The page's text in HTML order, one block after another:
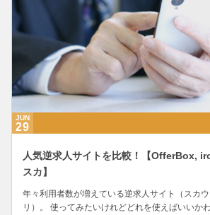
JUN
29
人気逆求人サイトを比較！【OfferBox,
スカ】
年々利用者数が増えている逆求人サイト（スカ
リ）。 使ってみたいけれどどれを使えばいいか